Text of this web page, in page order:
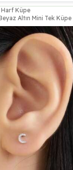
Harf Küpe
Altın Mini Tek Küpe